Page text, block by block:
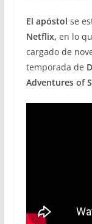
El apóstol se
Netflix, en lo
cargado de
temporada de
Adventures of